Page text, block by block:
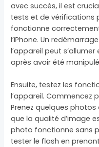
avec succès, il est
tests et de vérifications
fonctionne
l’iPhone. Un
l’appareil peut
après avoir été
Ensuite, testez les
l’appareil. Commencez
Prenez quelques
que la qualité d’image
photo fonctionne sans
tester le flash en